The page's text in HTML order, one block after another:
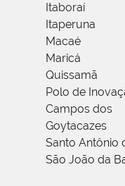
Itaboraí
Itaperuna
Macaé
Maricá
Quissamã
Polo de
Campos dos
Goytacazes
Santo Antônio
São João da